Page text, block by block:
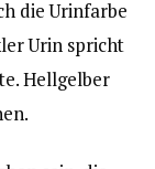
die Urinfarbe
Urin spricht
Hellgelber